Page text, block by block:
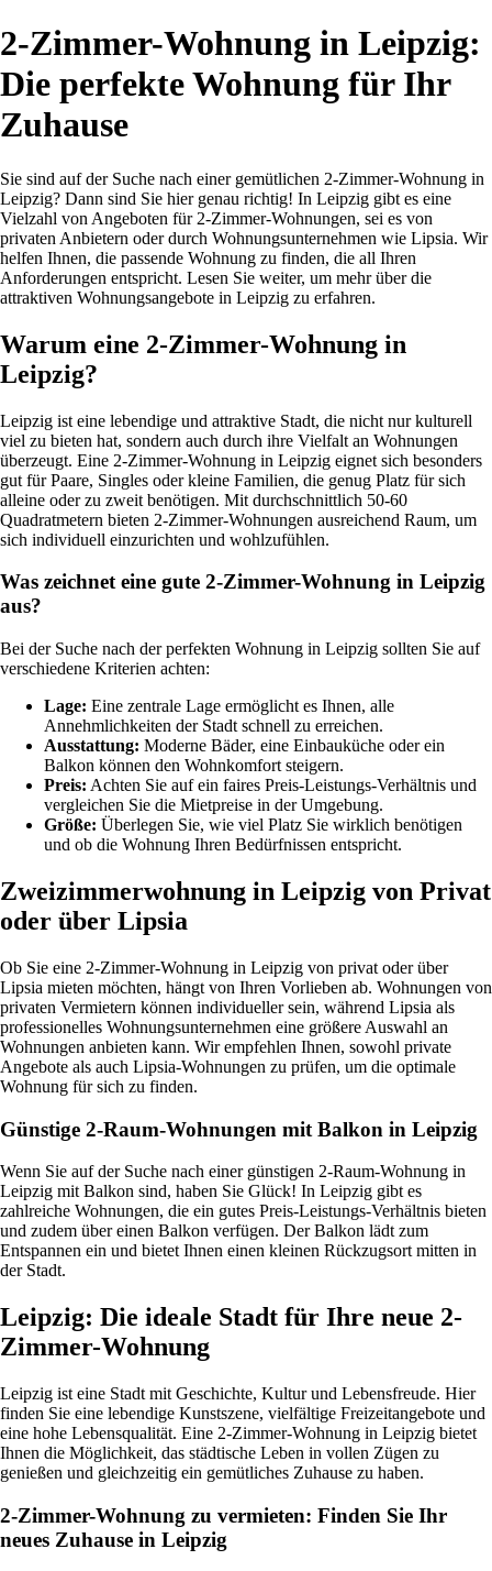
2-Zimmer-Wohnung in Leipzig:
Die perfekte Wohnung für Ihr
Zuhause
Sie sind auf der Suche nach einer gemütlichen 2-Zimmer-Wohnung in
Leipzig? Dann sind Sie hier genau richtig! In Leipzig gibt es eine
Vielzahl von Angeboten für 2-Zimmer-Wohnungen, sei es von
privaten Anbietern oder durch Wohnungsunternehmen wie Lipsia. Wir
helfen Ihnen, die passende Wohnung zu finden, die all Ihren
Anforderungen entspricht. Lesen Sie weiter, um mehr über die
attraktiven Wohnungsangebote in Leipzig zu erfahren.
Warum eine 2-Zimmer-Wohnung in
Leipzig?
Leipzig ist eine lebendige und attraktive Stadt, die nicht nur kulturell
viel zu bieten hat, sondern auch durch ihre Vielfalt an Wohnungen
überzeugt. Eine 2-Zimmer-Wohnung in Leipzig eignet sich besonders
gut für Paare, Singles oder kleine Familien, die genug Platz für sich
alleine oder zu zweit benötigen. Mit durchschnittlich 50-60
Quadratmetern bieten 2-Zimmer-Wohnungen ausreichend Raum, um
sich individuell einzurichten und wohlzufühlen.
Was zeichnet eine gute 2-Zimmer-Wohnung in Leipzig
aus?
Bei der Suche nach der perfekten Wohnung in Leipzig sollten Sie auf
verschiedene Kriterien achten:
Lage: Eine zentrale Lage ermöglicht es Ihnen, alle
Annehmlichkeiten der Stadt schnell zu erreichen.
Ausstattung: Moderne Bäder, eine Einbauküche oder ein
Balkon können den Wohnkomfort steigern.
Preis: Achten Sie auf ein faires Preis-Leistungs-Verhältnis und
vergleichen Sie die Mietpreise in der Umgebung.
Größe: Überlegen Sie, wie viel Platz Sie wirklich benötigen
und ob die Wohnung Ihren Bedürfnissen entspricht.
Zweizimmerwohnung in Leipzig von Privat
oder über Lipsia
Ob Sie eine 2-Zimmer-Wohnung in Leipzig von privat oder über
Lipsia mieten möchten, hängt von Ihren Vorlieben ab. Wohnungen von
privaten Vermietern können individueller sein, während Lipsia als
professionelles Wohnungsunternehmen eine größere Auswahl an
Wohnungen anbieten kann. Wir empfehlen Ihnen, sowohl private
Angebote als auch Lipsia-Wohnungen zu prüfen, um die optimale
Wohnung für sich zu finden.
Günstige 2-Raum-Wohnungen mit Balkon in Leipzig
Wenn Sie auf der Suche nach einer günstigen 2-Raum-Wohnung in
Leipzig mit Balkon sind, haben Sie Glück! In Leipzig gibt es
zahlreiche Wohnungen, die ein gutes Preis-Leistungs-Verhältnis bieten
und zudem über einen Balkon verfügen. Der Balkon lädt zum
Entspannen ein und bietet Ihnen einen kleinen Rückzugsort mitten in
der Stadt.
Leipzig: Die ideale Stadt für Ihre neue 2-
Zimmer-Wohnung
Leipzig ist eine Stadt mit Geschichte, Kultur und Lebensfreude. Hier
finden Sie eine lebendige Kunstszene, vielfältige Freizeitangebote und
eine hohe Lebensqualität. Eine 2-Zimmer-Wohnung in Leipzig bietet
Ihnen die Möglichkeit, das städtische Leben in vollen Zügen zu
genießen und gleichzeitig ein gemütliches Zuhause zu haben.
2-Zimmer-Wohnung zu vermieten: Finden Sie Ihr
neues Zuhause in Leipzig